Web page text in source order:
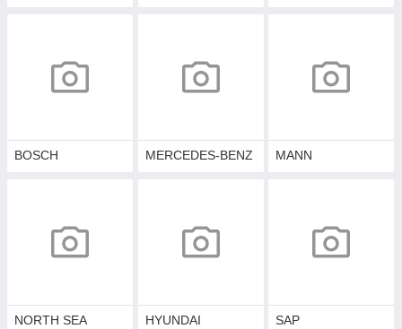
BOSCH MERCEDES-BENZ MANN
NORTH SEA HYUNDAI SAP